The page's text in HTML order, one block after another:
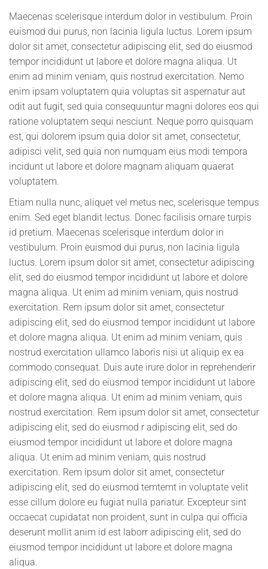
Maecenas scelerisque interdum dolor in vestibulum. Proin
euismod dui purus, non lacinia ligula luctus. Lorem ipsum
dolor sit amet, consectetur adipiscing elit, sed do eiusmod
tempor incididunt ut labore et dolore magna aliqua. Ut
enim ad minim veniam, quis nostrud exercitation. Nemo
enim ipsam voluptatem quia voluptas sit aspernatur aut
odit aut fugit, sed quia consequuntur magni dolores eos qui
ratione voluptatem sequi nesciunt. Neque porro quisquam
est, qui dolorem ipsum quia dolor sit amet, consectetur,
adipisci velit, sed quia non numquam eius modi tempora
incidunt ut labore et dolore magnam aliquam quaerat
voluptatem.
Etiam nulla nunc, aliquet vel metus nec, scelerisque tempus
enim. Sed eget blandit lectus. Donec facilisis ornare turpis
id pretium. Maecenas scelerisque interdum dolor in
vestibulum. Proin euismod dui purus, non lacinia ligula
luctus. Lorem ipsum dolor sit amet, consectetur adipiscing
elit, sed do eiusmod tempor incididunt ut labore et dolore
magna aliqua. Ut enim ad minim veniam, quis nostrud
exercitation. Rem ipsum dolor sit amet, consectetur
adipiscing elit, sed do eiusmod tempor incididunt ut labore
et dolore magna aliqua. Ut enim ad minim veniam, quis
nostrud exercitation ullamco laboris nisi ut aliquip ex ea
commodo consequat. Duis aute irure dolor in reprehenderir
adipiscing elit, sed do eiusmod tempor incididunt ut labore
et dolore magna aliqua. Ut enim ad minim veniam, quis
nostrud exercitation. Rem ipsum dolor sit amet, consectetur
adipiscing elit, sed do eiusmod r adipiscing elit, sed do
eiusmod tempor incididunt ut labore et dolore magna
aliqua. Ut enim ad minim veniam, quis nostrud
exercitation. Rem ipsum dolor sit amet, consectetur
adipiscing elit, sed do eiusmod temtemt in voluptate velit
esse cillum dolore eu fugiat nulla pariatur. Excepteur sint
occaecat cupidatat non proident, sunt in culpa qui officia
deserunt mollit anim id est laborr adipiscing elit, sed do
eiusmod tempor incididunt ut labore et dolore magna
aliqua.